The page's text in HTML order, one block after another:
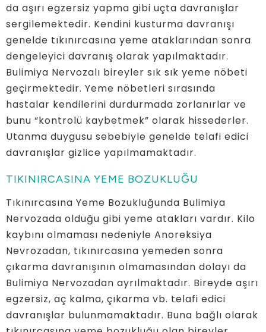
da aşırı egzersiz yapma gibi uçta davranışlar
sergilemektedir. Kendini kusturma davranışı
genelde tıkınırcasına yeme ataklarından sonra
dengeleyici davranış olarak yapılmaktadır.
Bulimiya Nervozalı bireyler sık sık yeme nöbeti
geçirmektedir. Yeme nöbetleri sırasında
hastalar kendilerini durdurmada zorlanırlar ve
bunu “kontrolü kaybetmek” olarak hissederler.
Utanma duygusu sebebiyle genelde telafi edici
davranışlar gizlice yapılmamaktadır.
TIKINIRCASINA YEME BOZUKLUĞU
Tıkınırcasına Yeme Bozukluğunda Bulimiya
Nervozada olduğu gibi yeme atakları vardır. Kilo
kaybını olmaması nedeniyle Anoreksiya
Nevrozadan, tıkınırcasına yemeden sonra
çıkarma davranışının olmamasından dolayı da
Bulimiya Nervozadan ayrılmaktadır. Bireyde aşırı
egzersiz, aç kalma, çıkarma vb. telafi edici
davranışlar bulunmamaktadır. Buna bağlı olarak